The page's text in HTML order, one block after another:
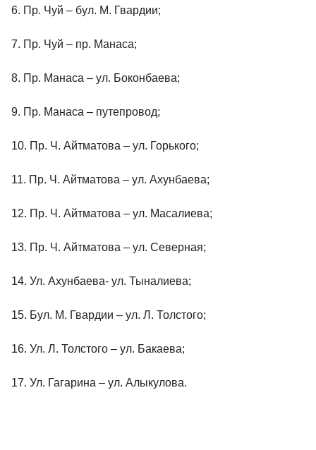
6. Пр. Чуй – бул. М. Гвардии;
7. Пр. Чуй – пр. Манаса;
8. Пр. Манаса – ул. Боконбаева;
9. Пр. Манаса – путепровод;
10. Пр. Ч. Айтматова – ул. Горького;
11. Пр. Ч. Айтматова – ул. Ахунбаева;
12. Пр. Ч. Айтматова – ул. Масалиева;
13. Пр. Ч. Айтматова – ул. Северная;
14. Ул. Ахунбаева- ул. Тыналиева;
15. Бул. М. Гвардии – ул. Л. Толстого;
16. Ул. Л. Толстого – ул. Бакаева;
17. Ул. Гагарина – ул. Алыкулова.